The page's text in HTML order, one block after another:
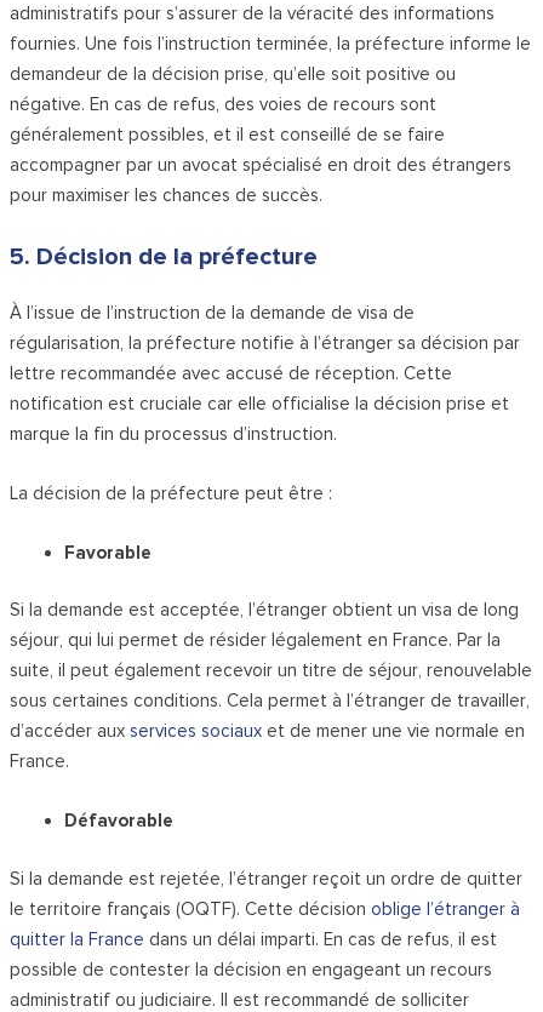
administratifs pour s’assurer de la véracité des informations
fournies. Une fois l’instruction terminée, la préfecture informe le
demandeur de la décision prise, qu’elle soit positive ou
négative. En cas de refus, des voies de recours sont
généralement possibles, et il est conseillé de se faire
accompagner par un avocat spécialisé en droit des étrangers
pour maximiser les chances de succès.
5. Décision de la préfecture
À l’issue de l’instruction de la demande de visa de
régularisation, la préfecture notifie à l’étranger sa décision par
lettre recommandée avec accusé de réception. Cette
notification est cruciale car elle officialise la décision prise et
marque la fin du processus d’instruction.
La décision de la préfecture peut être :
Favorable
Si la demande est acceptée, l’étranger obtient un visa de long
séjour, qui lui permet de résider légalement en France. Par la
suite, il peut également recevoir un titre de séjour, renouvelable
sous certaines conditions. Cela permet à l’étranger de travailler,
d’accéder auxservices sociaux et de mener une vie normale en
France.
Défavorable
Si la demande est rejetée, l’étranger reçoit un ordre de quitter
le territoire français (OQTF). Cette décision oblige l’étranger à
quitter la France dans un délai imparti. En cas de refus, il est
possible de contester la décision en engageant un recours
administratif ou judiciaire. Il est recommandé de solliciter